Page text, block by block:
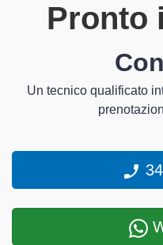
Pronto
Un tecnico qualificato